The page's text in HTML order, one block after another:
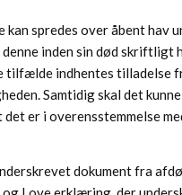
kan spredes over åbent hav
inden sin død skriftligt
tilfælde indhentes tilladelse
Samtidig skal det kunne
er i overensstemmelse
dokument fra